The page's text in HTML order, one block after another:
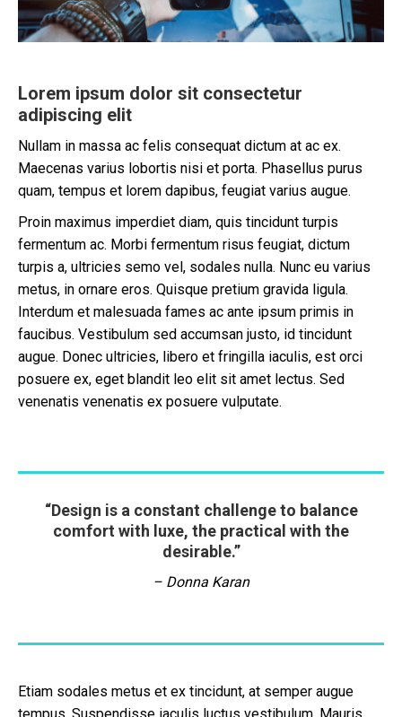
Lorem ipsum dolor sit consectetur
adipiscing elit
Nullam in massa ac felis consequat dictum at ac ex.
Maecenas varius lobortis nisi et porta. Phasellus purus
quam, tempus et lorem dapibus, feugiat varius augue.
Proin maximus imperdiet diam, quis tincidunt turpis
fermentum ac. Morbi fermentum risus feugiat, dictum
turpis a, ultricies semo vel, sodales nulla. Nunc eu varius
metus, in ornare eros. Quisque pretium gravida ligula.
Interdum et malesuada fames ac ante ipsum primis in
faucibus. Vestibulum sed accumsan justo, id tincidunt
augue. Donec ultricies, libero et fringilla iaculis, est orci
posuere ex, eget blandit leo elit sit amet lectus. Sed
venenatis venenatis ex posuere vulputate.
“Design is a constant challenge to balance
comfort with luxe, the practical with the
desirable.”
– Donna Karan
Etiam sodales metus et ex tincidunt, at semper augue